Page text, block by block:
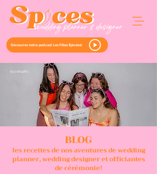
Découvrez notre podcast Les Filles Épicées!
AlvinthatPic
BLOG
les recettes de nos aventures de wedding
planner, wedding designer et officiantes
de cérémonie!